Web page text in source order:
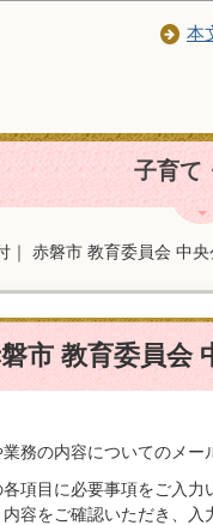
本
子育て
｜ 赤磐市 教育委員会 中
市 教育委員会
務の内容についてのメ
項目に必要事項をご入
容をご確認いただき、